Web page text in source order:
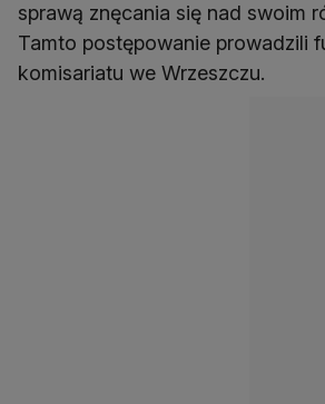
sprawą znęcania się nad swoim
Tamto postępowanie prowadzili
komisariatu we Wrzeszczu.